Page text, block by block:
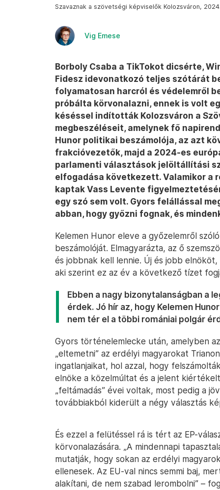
Szavaznak a szövetségi képviselők Kolozsváron,
Vig Emese
Borboly Csaba a TikTokot dicsérte,
Fidesz idevonatkozó teljes szótárát
folyamatosan harcról és védelemről
próbálta körvonalazni, ennek is volt
késéssel indították Kolozsváron a
megbeszéléseit, amelynek fő
Hunor politikai beszámolója, az azt
frakcióvezetők, majd a 2024-es
parlamenti választások jelöltállítási
elfogadása következett. Valamikor a
kaptak Vass Levente
egy szó sem volt. Gyors felállással
abban, hogy győzni fognak, és
Kelemen Hunor eleve a győzelemről
beszámolóját. Elmagyarázta, az ő
és jobbnak kell lennie. Új és jobb
aki szerint ez az év a következő tízet
Ebben a nagy bizonytalanságban a
érdek. Jó hír az, hogy Kelemen
nem tér el a többi romániai polgár
Gyors történelemlecke után, amelyben
„eltemetni” az erdélyi magyarokat
ingatlanjaikat, hol azzal, hogy
elnöke a közelmúltat és a jelent
„feltámadás” évei voltak, most pedig a
továbbiakból kiderült a négy választás
És ezzel a felütéssel rá is tért az EP-
körvonalazására. „A mindennapi
mutatják, hogy sokan az erdélyi
ellenesek. Az EU-val nincs semmi baj,
alakítani, de nem szabad lerombolni” –